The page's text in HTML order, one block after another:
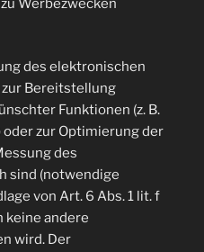
des elektronischen
Bereitstellung
Funktionen (z. B.
zur Optimierung der
des
sind (notwendige
von Art. 6 Abs. 1 lit. f
keine andere
wird. Der